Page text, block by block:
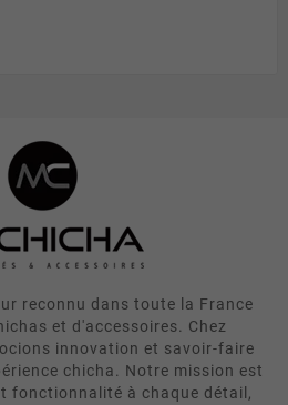
reconnu dans toute la France
et d'accessoires. Chez
innovation et savoir-faire
chicha. Notre mission est
fonctionnalité à chaque détail,